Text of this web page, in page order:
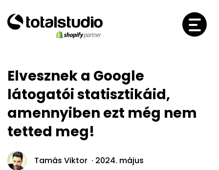
Elvesznek a Google
látogatói statisztikáid,
amennyiben ezt még nem
tetted meg!
Tamás Viktor · 2024. május